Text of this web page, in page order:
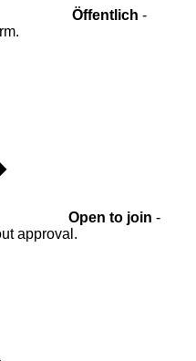
Öffentlich -
Open to join -
approval.